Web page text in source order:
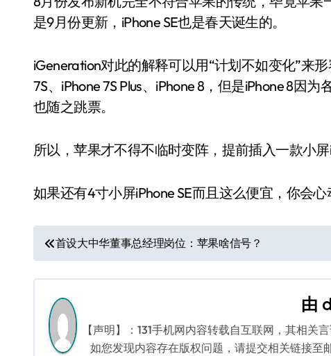
是9月份更新，iPhone SE也是春天诞生的。
iGeneration对此的解释可以用“计划不如变化”来
7S、iPhone 7S Plus、iPhone 8，但是iPhone 8因
也随之跳票。
所以，苹果才不得不临时变阵，提前插入一款小
如果还有4寸小屏iPhone SE而且这么便宜，你会心
文
章
导
航
首设大中华董事总经理岗位：苹果啥信号？
由
【声明】：131手机网内容转载自互联网，其相关
如您发现内容存在版权问题，请提交相关链接至